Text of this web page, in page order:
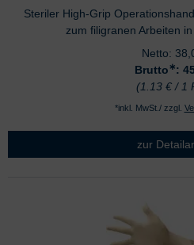
Steriler High-Grip
zum filigranen Arbeiten
Netto:
Brutto∗:
(1.13 € / 1
*inkl. MwSt./ zzgl.
zur